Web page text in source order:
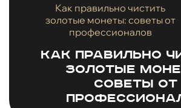
Как правильно чистить
золотые монеты: советы от
профессионалов
Как правильно
золотые
советы от